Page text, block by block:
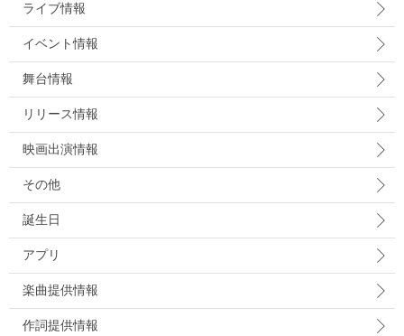
ライブ情報
イベント情報
舞台情報
リリース情報
映画出演情報
その他
誕生日
アプリ
楽曲提供情報
作詞提供情報